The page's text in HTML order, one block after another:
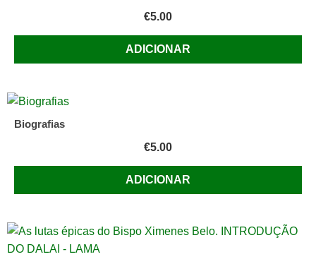
€5.00
ADICIONAR
Biografias
€5.00
ADICIONAR